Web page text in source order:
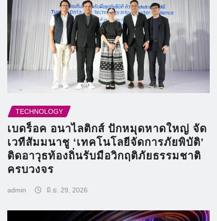
TECHNOLOGY
เบดร็อค อนาไลติกส์ ปักหมุดหาดใหญ่ จัด
เวทีสัมมนาชู ‘เทคโนโลยีจัดการภัยพิบัติ’
ติดอาวุธท้องถิ่นรับมือวิกฤติภัยธรรมชาติ
ครบวงจร
admin มิ.ย. 29, 2026